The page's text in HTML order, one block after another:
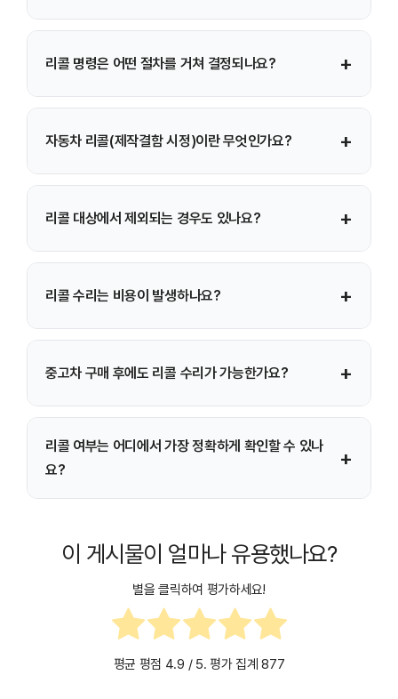
방식이며, 강제 리콜은 정부 조사 및 심의를 거쳐 명령으로
리콜 명령은 어떤 절차를 거쳐 결정되나요? +
심의, 국토교통부 청문 절차를 거쳐 최종 리콜 명령이
자동차 리콜(제작결함 시정)이란 무엇인가요? +
결함이 확인된 경우 제작사가 이를 공개하고 무상으로 개선
리콜 대상에서 제외되는 경우도 있나요? +
배터리 등), 단순 녹이나 흠집 등 안전과 직접 관련 없는
리콜 수리는 비용이 발생하나요? +
무상 처리됩니다. 소비자에게 비용을 청구하지 않습니다.
중고차 구매 후에도 리콜 수리가 가능한가요? +
리콜 대상 차량이면 동일하게 무상 수리를 받을 수 있습니다.
리콜 여부는 어디에서 가장 정확하게 확인할 수 있나
요?
+
입력하면 진행 중 리콜과 완료 여부까지 공식적으로 확인할
수 있습니다.
이 게시물이 얼마나 유용했나요?
별을 클릭하여 평가하세요!
평균 평점 4.9 / 5. 평가 집계877